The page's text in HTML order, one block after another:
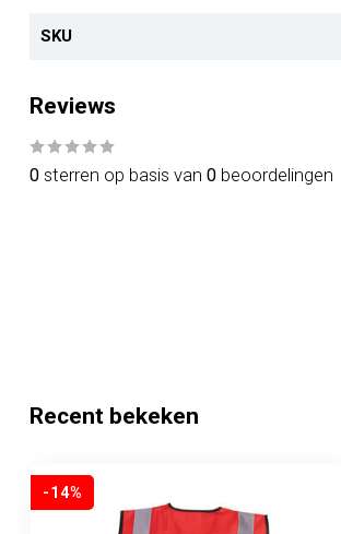
SKU
Reviews
0 sterren op basis van 0 beoordelingen
Recent bekeken
-14%